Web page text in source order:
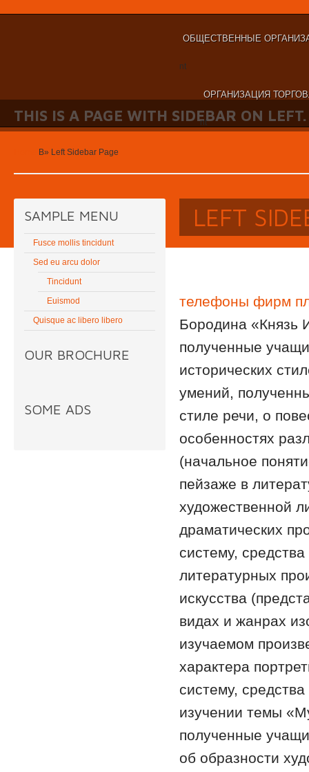
ОБЩЕСТВЕННЫЕ
nt
ОРГАНИЗАЦИЯ
nt
THIS IS A PAGE WITH SIDEBAR ON LEFT.
В» Left Sidebar Page
SAMPLE MENU
Fusce mollis tincidunt
Sed eu arcu dolor
Tincidunt
Euismod
Quisque ac libero libero
OUR BROCHURE
SOME ADS
LEFT
телефоны фирм
Бородина «Князь
полученные
исторических
умений,
стиле речи, о
особенностях
(начальное
пейзаже в
художественной
драматических
систему,
литературных
искусства
видах и жанрах
изучаемом
характера
систему,
изучении темы
полученные
об образности